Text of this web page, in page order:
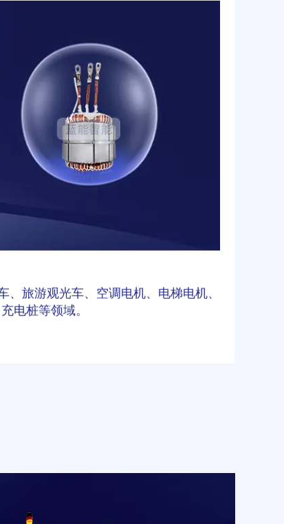
旅游观光车、空调电机、电梯电机、
电桩等领域。